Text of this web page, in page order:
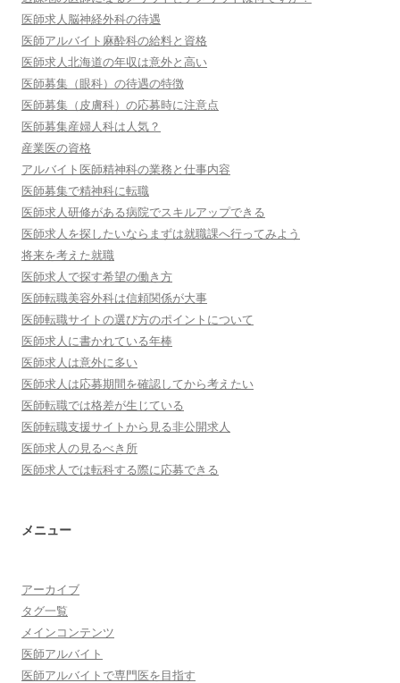
医師求人脳神経外科の待遇
医師アルバイト麻酔科の給料と資格
医師求人北海道の年収は意外と高い
医師募集（眼科）の待遇の特徴
医師募集（皮膚科）の応募時に注意点
医師募集産婦人科は人気？
産業医の資格
アルバイト医師精神科の業務と仕事内容
医師募集で精神科に転職
医師求人研修がある病院でスキルアップできる
医師求人を探したいならまずは就職課へ行ってみよう
将来を考えた就職
医師求人で探す希望の働き方
医師転職美容外科は信頼関係が大事
医師転職サイトの選び方のポイントについて
医師求人に書かれている年棒
医師求人は意外に多い
医師求人は応募期間を確認してから考えたい
医師転職では格差が生じている
医師転職支援サイトから見る非公開求人
医師求人の見るべき所
医師求人では転科する際に応募できる
メニュー
アーカイブ
タグ一覧
メインコンテンツ
医師アルバイト
医師アルバイトで専門医を目指す